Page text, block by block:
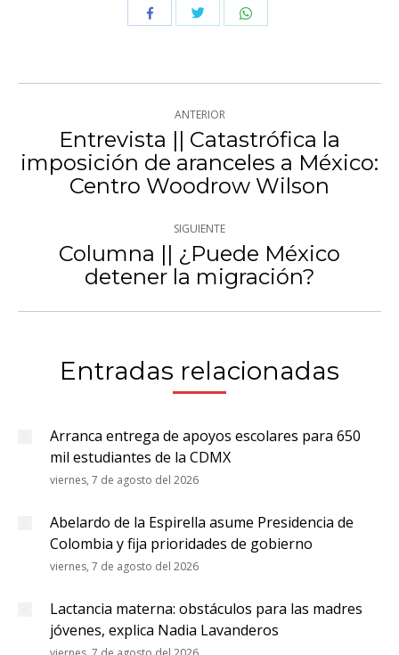
CompartirCompartirCompartir
Navegación
entre
publicaciones
ANTERIOR
Publicación
anterior:
Entrevista || Catastrófica la
imposición de aranceles a México:
Centro Woodrow Wilson
SIGUIENTE
Publicación
siguiente:
Columna || ¿Puede México
detener la migración?
Entradas relacionadas
Arranca entrega de apoyos escolares para 650
mil estudiantes de la CDMX
viernes, 7 de agosto del 2026
Abelardo de la Espirella asume Presidencia de
Colombia y fija prioridades de gobierno
viernes, 7 de agosto del 2026
Lactancia materna: obstáculos para las madres
jóvenes, explica Nadia Lavanderos